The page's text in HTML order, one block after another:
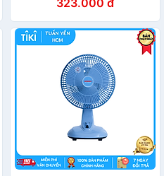
323.000 đ